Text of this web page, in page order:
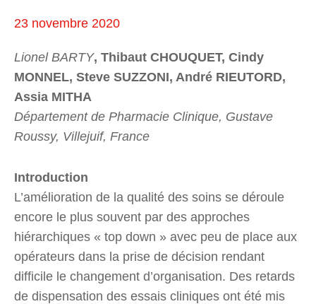
23 novembre 2020
Lionel BARTY, Thibaut CHOUQUET, Cindy
MONNEL, Steve SUZZONI, André RIEUTORD,
Assia MITHA
Département de Pharmacie Clinique, Gustave
Roussy, Villejuif, France
Introduction
L’amélioration de la qualité des soins se déroule
encore le plus souvent par des approches
hiérarchiques « top down » avec peu de place aux
opérateurs dans la prise de décision rendant
difficile le changement d’organisation. Des retards
de dispensation des essais cliniques ont été mis